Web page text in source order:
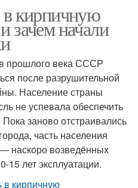
в кирпичную
зачем начали
прошлого века СССР
после разрушительной
Население страны
не успевала обеспечить
заново отстраивались
часть населения
наскоро возведённых
15 лет эксплуатации.